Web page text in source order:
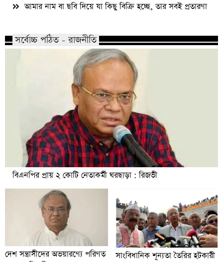
আমার নাম বা ছবি দিয়ে যা কিছু বিক্রি হচ্ছে, তার সবই প্রতারণা
সর্বোচ্চ পঠিত - রাজনীতি
বিএনপির প্রায় ২ কোটি নেতাকর্মী ঘরছাড়া : রিজভী
দেশ সন্ত্রাসীদের অভয়ারণ্যে পরিণত
সাংবিধানিক শূন্যতা তৈরির হটকারী